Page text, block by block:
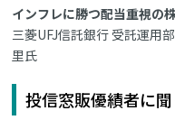
インフレに勝つ配当重視の
三菱UFJ信託銀行 受託運用
里氏
投信窓販優績者に